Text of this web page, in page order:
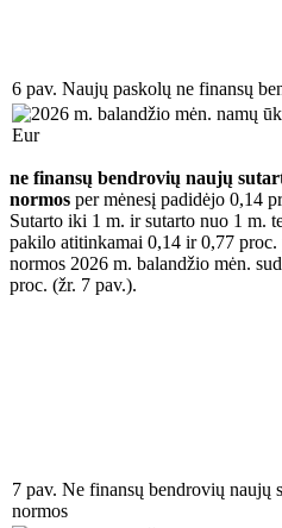
6 pav. Naujų paskolų ne finansų
ne finansų bendrovių naujų
normos per mėnesį padidėjo 0,14
Sutarto iki 1 m. ir sutarto nuo 1 m.
pakilo atitinkamai 0,14 ir 0,77
normos 2026 m. balandžio mėn.
proc. (žr. 7 pav.).
7 pav. Ne finansų bendrovių naujų
normos